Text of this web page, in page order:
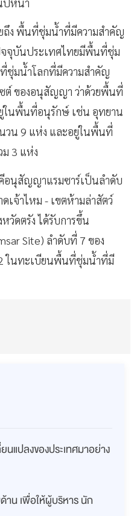
ถึง พื้นที่ชุ่มน้ำที่มีความสำคัญ
จจุบันประเทศไทยมีพื้นที่ชุ่ม
ชุ่มน้ำโลกที่มีความสำคัญ
ซต์ ของอนุสัญญา ว่าด้วยพื้นที่
ในพื้นที่อนุรักษ์ เช่น อุทยาน
วน 9 แห่ง และอยู่ในพื้นที่
3 แห่ง
อนุสัญญาแรมซาร์เป็นลำดับ
จ้าไหม - เขตห้ามล่าสัตว์
วัดตรัง ได้รับการขึ้น
Site) ลำดับที่ 7 ของ
ในทะเบียนพื้นที่ชุ่มน้ำที่มี
แปลงของประเทศมาอย่าง
น เพื่อให้ผู้บริหาร นัก